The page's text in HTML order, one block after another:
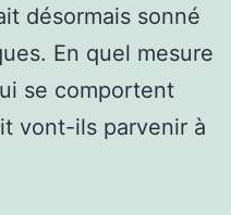
désormais sonné
En quel mesure
se comportent
vont-ils parvenir à